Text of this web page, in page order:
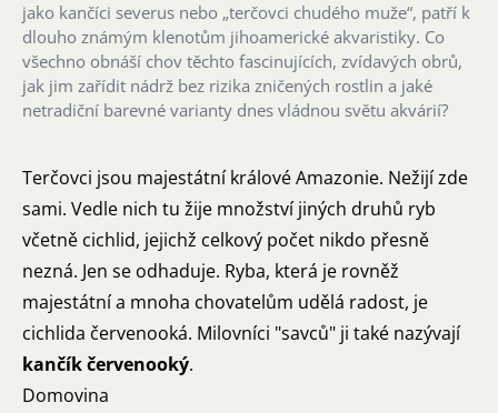
jako kančíci severus nebo „terčovci chudého muže“, patří k
dlouho známým klenotům jihoamerické akvaristiky. Co
všechno obnáší chov těchto fascinujících, zvídavých obrů,
jak jim zařídit nádrž bez rizika zničených rostlin a jaké
netradiční barevné varianty dnes vládnou světu akvárií?
Terčovci jsou majestátní králové Amazonie. Nežijí zde
sami. Vedle nich tu žije množství jiných druhů ryb
včetně cichlid, jejichž celkový počet nikdo přesně
nezná. Jen se odhaduje. Ryba, která je rovněž
majestátní a mnoha chovatelům udělá radost, je
cichlida červenooká. Milovníci "savců" ji také nazývají
kančík červenooký.
Domovina